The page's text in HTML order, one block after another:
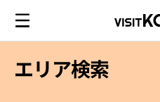
エリア検索